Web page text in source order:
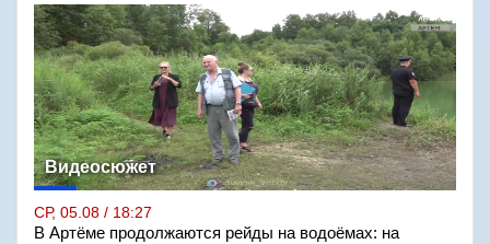
Видеосюжет
СР, 05.08 / 18:27
В Артёме продолжаются рейды на водоёмах: на